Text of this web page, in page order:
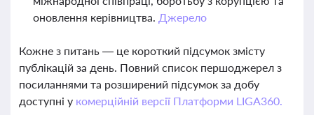
оновлення керівництва. Джерело
Кожне з питань — це короткий підсумок змісту
публікацій за день. Повний список першоджерел з
посиланнями та розширений підсумок за добу
доступні у комерційній версії Платформи LIGA360.